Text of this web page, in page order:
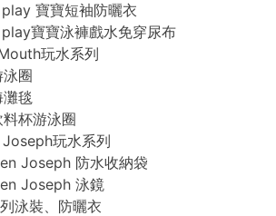
寶寶短袖防曬衣
寶寶泳褲戲水免穿尿布
玩水系列
圈
灘毯
杯游泳圈
玩水系列
Joseph 防水收納袋
Joseph 泳鏡
泳裝、防曬衣